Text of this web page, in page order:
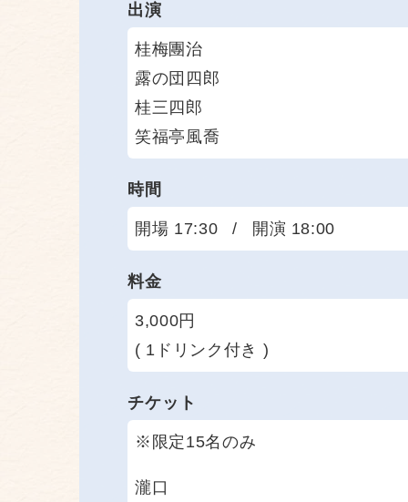
出演
桂梅團治
露の団四郎
桂三四郎
笑福亭風喬
時間
開場 17:30 / 開演 18:00
料金
3,000円
( 1ドリンク付き )
チケット
※限定15名のみ
瀧口